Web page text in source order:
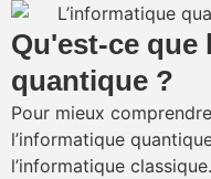
Qu'est-ce
quantique ?
Pour mieux
l’informatique
l’informatique